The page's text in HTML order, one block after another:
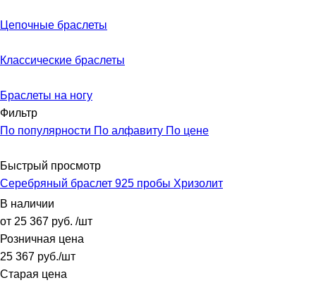
Цепочные браслеты
Классические браслеты
Браслеты на ногу
Фильтр
По популярности По алфавиту По цене
Быстрый просмотр
Серебряный браслет 925 пробы Хризолит
В наличии
от 25 367 руб. /шт
Розничная цена
25 367 руб./шт
Старая цена